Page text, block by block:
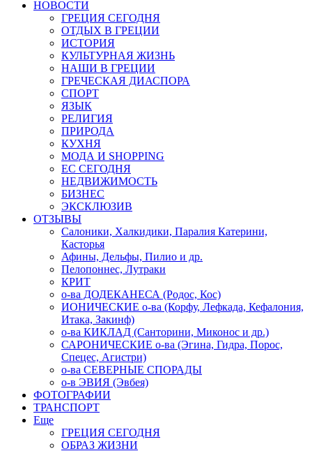
НОВОСТИ
ГРЕЦИЯ СЕГОДНЯ
ОТДЫХ В ГРЕЦИИ
ИСТОРИЯ
КУЛЬТУРНАЯ ЖИЗНЬ
НАШИ В ГРЕЦИИ
ГРЕЧЕСКАЯ ДИАСПОРА
СПОРТ
ЯЗЫК
РЕЛИГИЯ
ПРИРОДА
КУХНЯ
МОДА И SHOPPING
ЕС СЕГОДНЯ
НЕДВИЖИМОСТЬ
БИЗНЕС
ЭКСКЛЮЗИВ
ОТЗЫВЫ
Салоники, Халкидики, Паралия Катерини,
Касторья
Афины, Дельфы, Пилио и др.
Пелопоннес, Лутраки
КРИТ
о-ва ДОДЕКАНЕСА (Родос, Кос)
ИОНИЧЕСКИЕ о-ва (Корфу, Лефкада, Кефалония,
Итака, Закинф)
о-ва КИКЛАД (Санторини, Миконос и др.)
САРОНИЧЕСКИЕ о-ва (Эгина, Гидра, Порос,
Спецес, Агистри)
о-ва СЕВЕРНЫЕ СПОРАДЫ
о-в ЭВИЯ (Эвбея)
ФОТОГРАФИИ
ТРАНСПОРТ
Еще
ГРЕЦИЯ СЕГОДНЯ
ОБРАЗ ЖИЗНИ